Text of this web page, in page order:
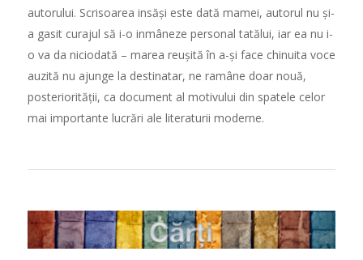
autorului. Scrisoarea insăși este dată mamei, autorul nu și-
a gasit curajul să i-o inmâneze personal tatălui, iar ea nu i-
o va da niciodată – marea reușită în a-și face chinuita voce
auzită nu ajunge la destinatar, ne ramâne doar nouă,
posteriorității, ca document al motivului din spatele celor
mai importante lucrări ale literaturii moderne.